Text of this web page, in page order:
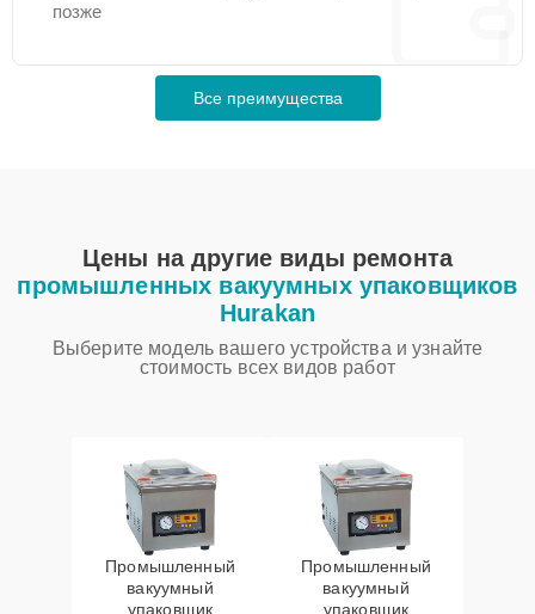
позже
Все преимущества
Цены на другие виды ремонта
промышленных вакуумных упаковщиков
Hurakan
Выберите модель вашего устройства и узнайте
стоимость всех видов работ
Промышленный
вакуумный
упаковщик
Промышленный
вакуумный
упаковщик